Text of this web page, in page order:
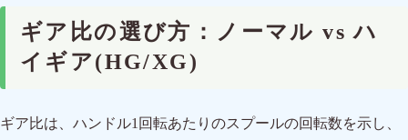
ギア比の選び方：ノーマル vs ハ
イギア(HG/XG)
ギア比は、ハンドル1回転あたりのスプールの回転数を示し、